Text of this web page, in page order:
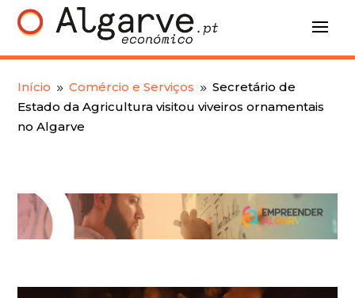
Início 9 Comércio e Serviços 9 Secretário de
Estado da Agricultura visitou viveiros ornamentais
no Algarve